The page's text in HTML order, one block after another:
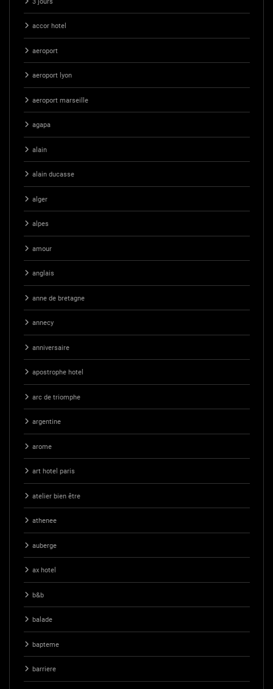
accor hotel
aeroport
aeroport lyon
aeroport marseille
agapa
alain
alain ducasse
alger
alpes
amour
anglais
anne de bretagne
annecy
anniversaire
apostrophe hotel
arc de triomphe
argentine
arome
art hotel paris
atelier bien être
athenee
auberge
ax hotel
b&b
balade
bapteme
barriere